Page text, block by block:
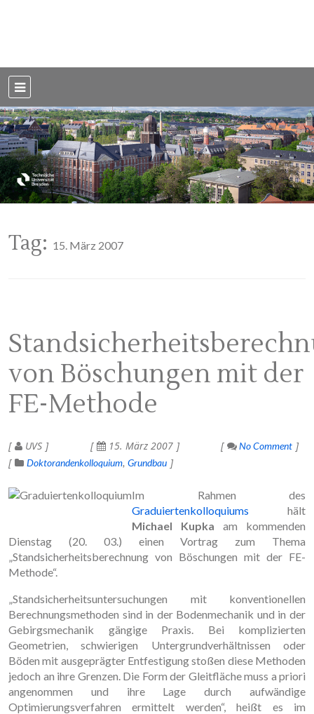
Dresden
Tag: 15. März 2007
von Böschungen mit der
FE-Methode
UVS 15. März 2007
No Comment
Doktorandenkolloquium Grundbau
Im Rahmen des
Graduiertenkolloquiums hält
Michael Kupka am kommenden
Dienstag (20. 03.) einen Vortrag zum Thema
„Standsicherheitsberechnung von Böschungen mit der FE-
Methode“.
„Standsicherheitsuntersuchungen mit konventionellen
Berechnungsmethoden sind in der Bodenmechanik und in der
Gebirgsmechanik gängige Praxis. Bei komplizierten
Geometrien, schwierigen Untergrundverhältnissen oder
Böden mit ausgeprägter Entfestigung stoßen diese Methoden
jedoch an ihre Grenzen. Die Form der Gleitfläche muss a priori
angenommen und ihre Lage durch aufwändige
Optimierungsverfahren ermittelt werden“, heißt es im